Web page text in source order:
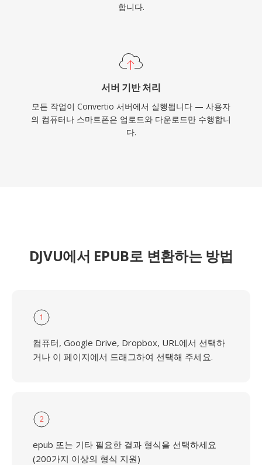
합니다.
서버 기반 처리
모든 작업이 Convertio 서버에서 실행됩니다 — 사용자
의 컴퓨터나 스마트폰은 업로드와 다운로드만 수행합니
다.
DJVU에서 EPUB로 변환하는 방법
1
컴퓨터, Google Drive, Dropbox, URL에서 선택하
거나 이 페이지에서 드래그하여 선택해 주세요.
2
epub 또는 기타 필요한 결과 형식을 선택하세요
(200가지 이상의 형식 지원)